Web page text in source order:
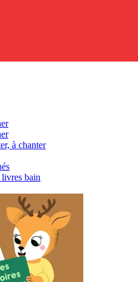
à chanter
bain